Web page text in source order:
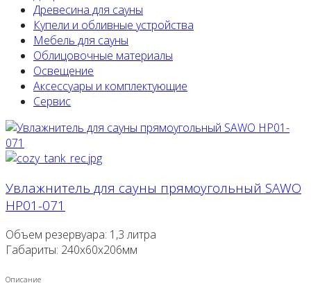
Древесина для сауны
Купели и обливные устройства
Мебель для сауны
Облицовочные материалы
Освещение
Аксессуары и комплектующие
Сервис
Увлажнитель для сауны прямоугольный SAWO
HP01-071
Объем резервуара: 1,3 литра
Габариты: 240x60x206мм
Описание